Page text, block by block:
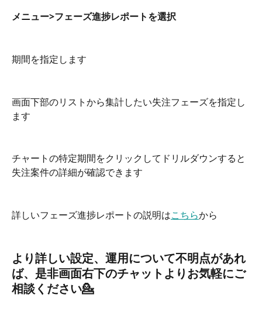
メニュー>フェーズ進捗レポートを選択
期間を指定します
画面下部のリストから集計したい失注フェーズを指定し
ます
チャートの特定期間をクリックしてドリルダウンすると
失注案件の詳細が確認できます
詳しいフェーズ進捗レポートの説明はこちらから
より詳しい設定、運用について不明点があれ
ば、是非画面右下のチャットよりお気軽にご
相談ください💁